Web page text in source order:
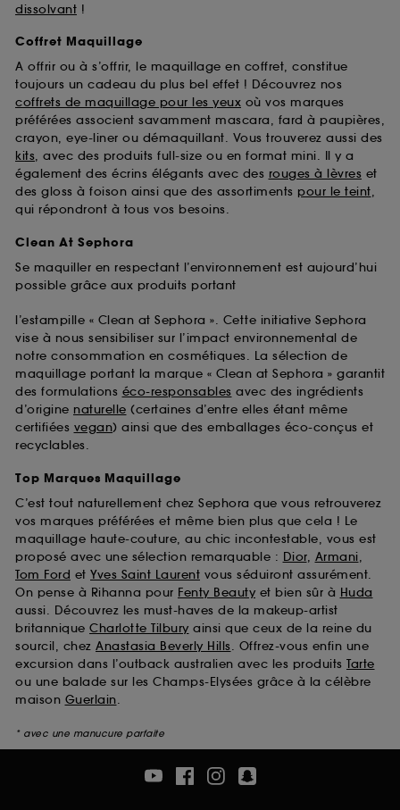
dissolvant !
Coffret Maquillage
A offrir ou à s’offrir, le maquillage en coffret, constitue
toujours un cadeau du plus bel effet ! Découvrez nos
coffrets de maquillage pour les yeux où vos marques
préférées associent savamment mascara, fard à paupières,
crayon, eye-liner ou démaquillant. Vous trouverez aussi des
kits, avec des produits full-size ou en format mini. Il y a
également des écrins élégants avec des rouges à lèvres et
des gloss à foison ainsi que des assortiments pour le teint,
qui répondront à tous vos besoins.
Clean At Sephora
Se maquiller en respectant l’environnement est aujourd’hui
possible grâce aux produits portant
l’estampille « Clean at Sephora ». Cette initiative Sephora
vise à nous sensibiliser sur l’impact environnemental de
notre consommation en cosmétiques. La sélection de
maquillage portant la marque « Clean at Sephora » garantit
des formulations éco-responsables avec des ingrédients
d’origine naturelle (certaines d’entre elles étant même
certifiées vegan) ainsi que des emballages éco-conçus et
recyclables.
Top Marques Maquillage
C’est tout naturellement chez Sephora que vous retrouverez
vos marques préférées et même bien plus que cela ! Le
maquillage haute-couture, au chic incontestable, vous est
proposé avec une sélection remarquable : Dior, Armani,
Tom Ford et Yves Saint Laurent vous séduiront assurément.
On pense à Rihanna pour Fenty Beauty et bien sûr à Huda
aussi. Découvrez les must-haves de la makeup-artist
britannique Charlotte Tilbury ainsi que ceux de la reine du
sourcil, chez Anastasia Beverly Hills. Offrez-vous enfin une
excursion dans l’outback australien avec les produits Tarte
ou une balade sur les Champs-Elysées grâce à la célèbre
maison Guerlain.
* avec une manucure parfaite